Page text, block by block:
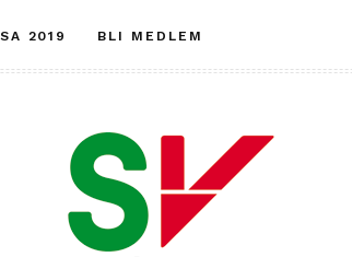
2019 BLI MEDLEM